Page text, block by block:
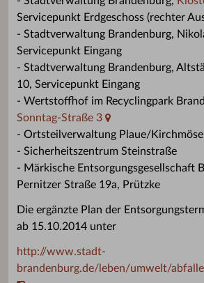
Servicepunkt Erdgeschoss (rechter
- Stadtverwaltung Brandenburg,
Servicepunkt Eingang
- Stadtverwaltung Brandenburg,
10, Servicepunkt Eingang
- Wertstoffhof im Recyclingpark
Sonntag-Straße 3
- Ortsteilverwaltung Plaue/
- Sicherheitszentrum Steinstraße
- Märkische Entsorgungsgesellschaft
Pernitzer Straße 19a, Prützke
Die ergänzte Plan der
ab 15.10.2014 unter
http://www.stadt-
brandenburg.de/leben/umwelt/